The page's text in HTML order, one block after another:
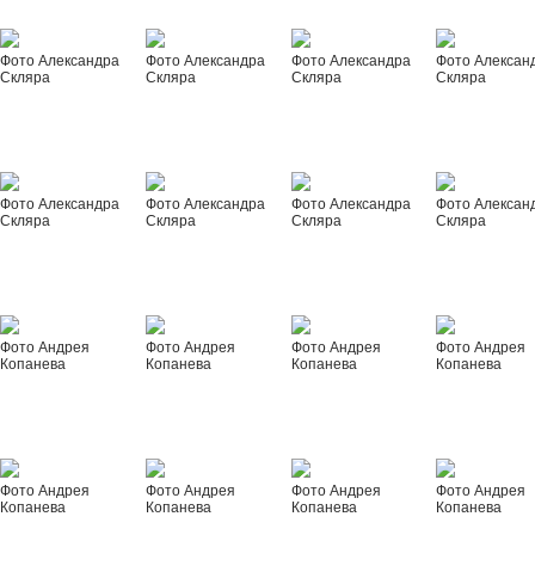
Фото Александра
Скляра
Фото Александра
Скляра
Фото Александра
Скляра
Фото
Скляра
Фото Александра
Скляра
Фото Александра
Скляра
Фото Александра
Скляра
Фото
Скляра
Фото Андрея
Копанева
Фото Андрея
Копанева
Фото Андрея
Копанева
Фото Андрея
Копанева
Фото Андрея
Копанева
Фото Андрея
Копанева
Фото Андрея
Копанева
Фото Андрея
Копанева